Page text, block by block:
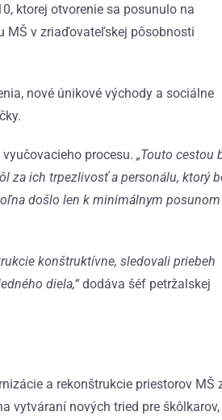
ktorej otvorenie sa posunulo na
MŠ v zriaďovateľskej pôsobnosti
nové únikové východy a sociálne
procesu. „Touto cestou
za ich trpezlivosť a personálu, ktorý
došlo len k minimálnym posunom
konštruktívne, sledovali priebeh
diela,“dodáva šéf petržalskej
a rekonštrukcie priestorov MŠ
vytváraní nových tried pre škôlkarov,